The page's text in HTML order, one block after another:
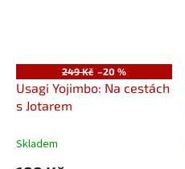
249 Kč –20 %
Usagi Yojimbo: Na cestách
s Jotarem
Skladem